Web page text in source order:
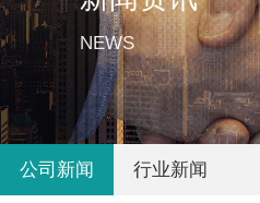
NEWS
公司新闻 行业新闻